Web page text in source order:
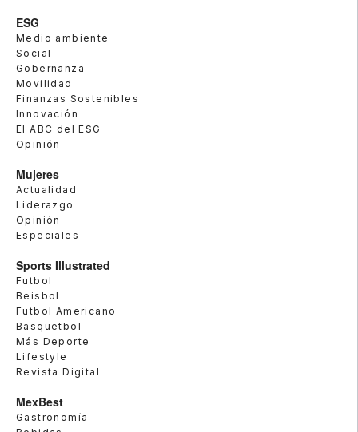
ESG
Medio ambiente
Social
Gobernanza
Movilidad
Finanzas Sostenibles
Innovación
El ABC del ESG
Opinión
Mujeres
Actualidad
Liderazgo
Opinión
Especiales
Sports Illustrated
Futbol
Beisbol
Futbol Americano
Basquetbol
Más Deporte
Lifestyle
Revista Digital
MexBest
Gastronomía